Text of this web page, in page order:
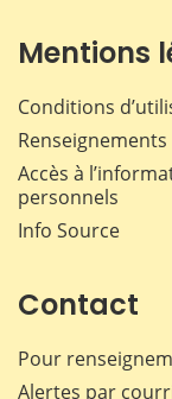
Mentions
Conditions
Accès à
personnels
Info Source
Contact
Pour
Alertes par